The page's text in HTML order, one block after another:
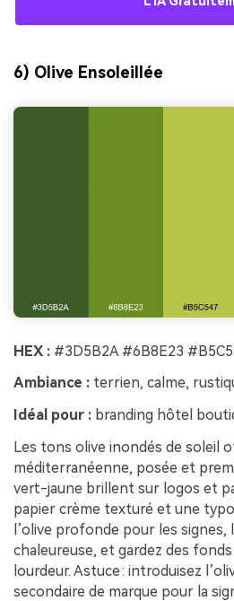
6) Olive Ensoleillée
HEX : #3D5B2A #6B8E23
Ambiance : terrien, calme,
Idéal pour : branding hôtel
Les tons olive inondés de soleil
méditerranéenne, posée et
vert-jaune brillent sur logos et
papier crème texturé et une
l’olive profonde pour les signes,
chaleureuse, et gardez des
lourdeur. Astuce : introduisez
secondaire de marque pour la